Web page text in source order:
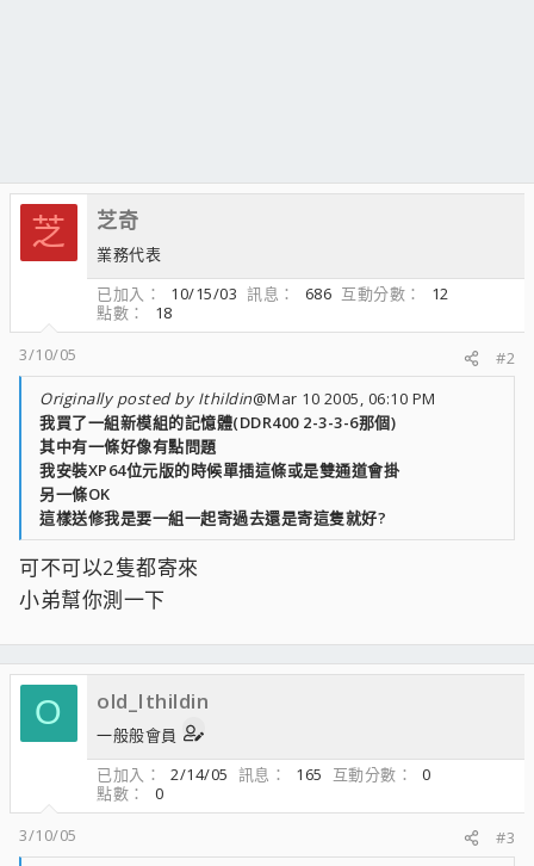
芝 芝奇
業務代表
已加入
10/15/03 訊息 686 互動分數
12
點數
18
3/10/05
#2
Originally posted by Ithildin@Mar 10 2005, 06:10 PM
我買了一組新模組的記憶體(DDR400 2-3-3-6那個)
其中有一條好像有點問題
我安裝XP64位元版的時候單插這條或是雙通道會掛
另一條OK
這樣送修我是要一組一起寄過去還是寄這隻就好?
可不可以2隻都寄來
小弟幫你測一下
O old_Ithildin
一般般會員
已加入
2/14/05 訊息 165 互動分數
0
點數
0
3/10/05
#3